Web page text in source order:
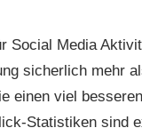
Social Media
sicherlich mehr
einen viel
Statistiken sind